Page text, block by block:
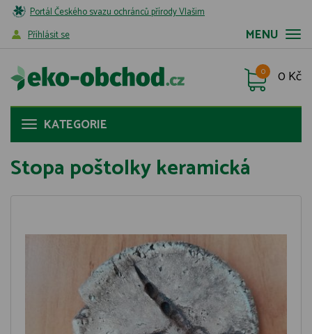
Portál Českého svazu ochránců přírody Vlašim
MENU
Příhlásit se
0 Kč
0
KATEGORIE
Stopa poštolky keramická